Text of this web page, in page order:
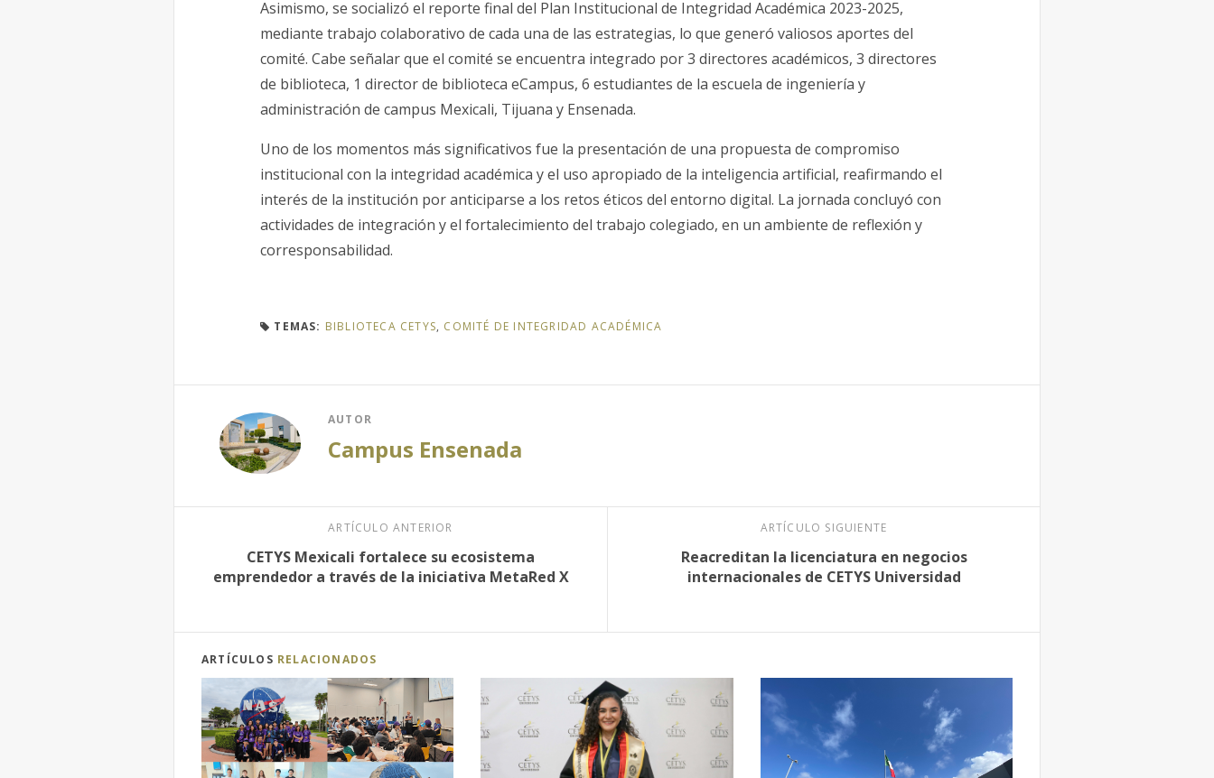
Asimismo, se socializó el reporte final del Plan Institucional de Integridad Académica 2023-2025,
mediante trabajo colaborativo de cada una de las estrategias, lo que generó valiosos aportes del
comité. Cabe señalar que el comité se encuentra integrado por 3 directores académicos, 3 directores
de biblioteca, 1 director de biblioteca eCampus, 6 estudiantes de la escuela de ingeniería y
administración de campus Mexicali, Tijuana y Ensenada.
Uno de los momentos más significativos fue la presentación de una propuesta de compromiso
institucional con la integridad académica y el uso apropiado de la inteligencia artificial, reafirmando el
interés de la institución por anticiparse a los retos éticos del entorno digital. La jornada concluyó con
actividades de integración y el fortalecimiento del trabajo colegiado, en un ambiente de reflexión y
corresponsabilidad.
TEMAS: BIBLIOTECA CETYS, COMITÉ DE INTEGRIDAD ACADÉMICA
AUTOR
Campus Ensenada
ARTÍCULO ANTERIOR
CETYS Mexicali fortalece su ecosistema
emprendedor a través de la iniciativa MetaRed X
ARTÍCULO SIGUIENTE
Reacreditan la licenciatura en negocios
internacionales de CETYS Universidad
ARTÍCULOS RELACIONADOS